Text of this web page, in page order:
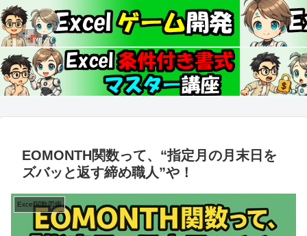
EOMONTH関数って、“指定月の月末日を
ズバッと返す締め職人”や！
Excel関数図鑑